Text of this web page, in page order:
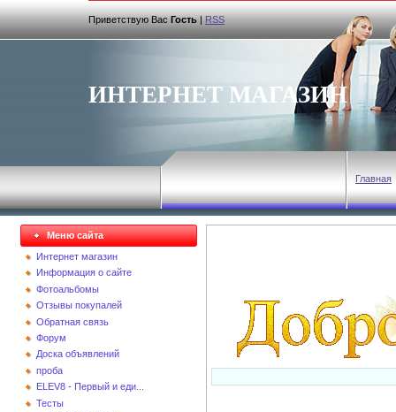
Приветствую Вас Гость|RSS
ИНТЕРНЕТ МАГАЗИН
Главная
Меню сайта
Интернет магазин
Информация о сайте
Фотоальбомы
Отзывы покупалей
Обратная связь
Форум
Доска объявлений
проба
ELEV8 - Первый и еди...
Тесты